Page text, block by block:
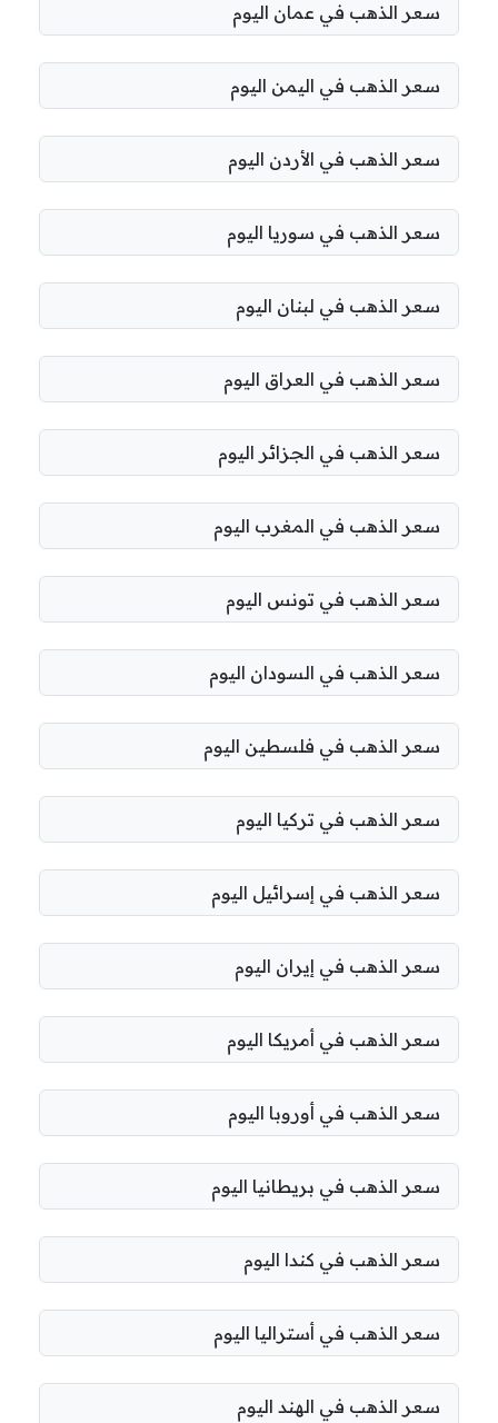
سعر الذهب في عمان اليوم
سعر الذهب في اليمن اليوم
سعر الذهب في الأردن اليوم
سعر الذهب في سوريا اليوم
سعر الذهب في لبنان اليوم
سعر الذهب في العراق اليوم
سعر الذهب في الجزائر اليوم
سعر الذهب في المغرب اليوم
سعر الذهب في تونس اليوم
سعر الذهب في السودان اليوم
سعر الذهب في فلسطين اليوم
سعر الذهب في تركيا اليوم
سعر الذهب في إسرائيل اليوم
سعر الذهب في إيران اليوم
سعر الذهب في أمريكا اليوم
سعر الذهب في أوروبا اليوم
سعر الذهب في بريطانيا اليوم
سعر الذهب في كندا اليوم
سعر الذهب في أستراليا اليوم
سعر الذهب في الهند اليوم